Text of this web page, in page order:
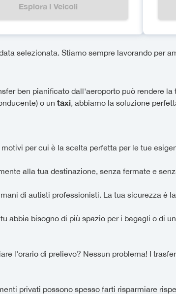
Esplora I Veicoli
selezionata. Stiamo sempre lavorando per
ben pianificato dall'aeroporto può rendere
o un taxi, abbiamo la soluzione
per cui è la scelta perfetta per le tue
alla tua destinazione, senza fermate e
di autisti professionisti. La tua sicurezza è
abbia bisogno di più spazio per i bagagli o di
l'orario di prelievo? Nessun problema! I
privati possono spesso farti risparmiare